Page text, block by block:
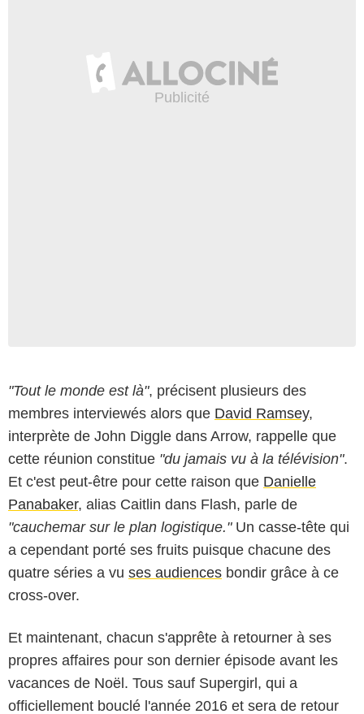
"Tout le monde est là", précisent plusieurs des
membres interviewés alors que David Ramsey,
interprète de John Diggle dans Arrow, rappelle que
cette réunion constitue "du jamais vu à la télévision".
Et c'est peut-être pour cette raison que Danielle
Panabaker, alias Caitlin dans Flash, parle de
"cauchemar sur le plan logistique."Un casse-tête qui
a cependant porté ses fruits puisque chacune des
quatre séries a vu ses audiences bondir grâce à ce
cross-over.
Et maintenant, chacun s'apprête à retourner à ses
propres affaires pour son dernier épisode avant les
vacances de Noël. Tous sauf Supergirl, qui a
officiellement bouclé l'année 2016 et sera de retour